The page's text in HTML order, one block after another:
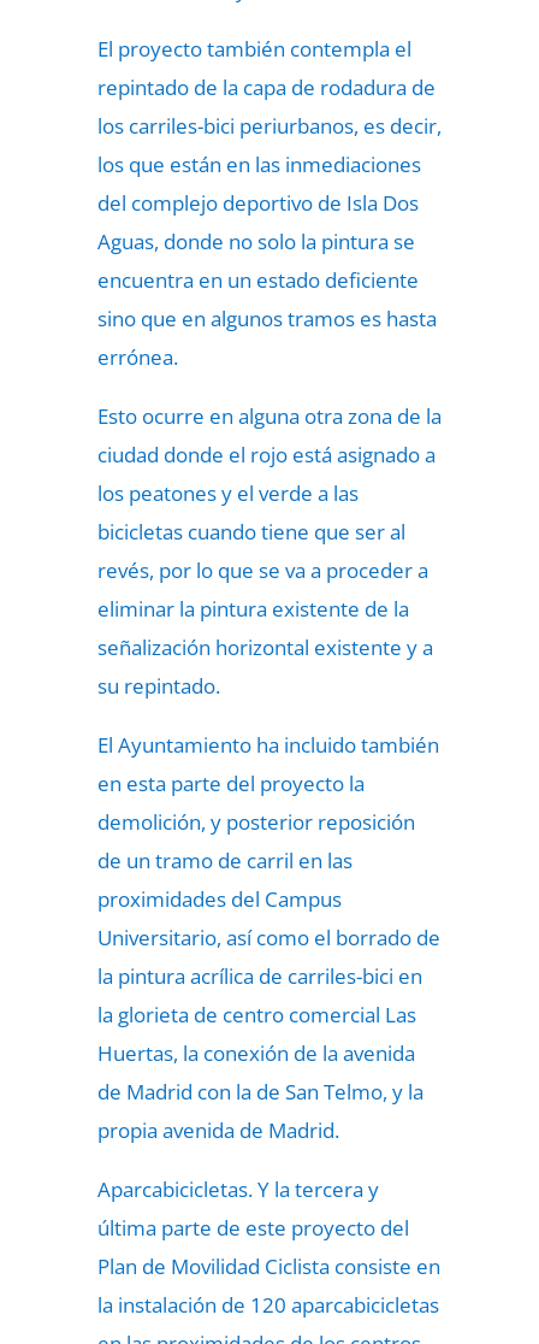
El proyecto también contempla el
repintado de la capa de rodadura de
los carriles-bici periurbanos, es decir,
los que están en las inmediaciones
del complejo deportivo de Isla Dos
Aguas, donde no solo la pintura se
encuentra en un estado deficiente
sino que en algunos tramos es hasta
errónea.
Esto ocurre en alguna otra zona de la
ciudad donde el rojo está asignado a
los peatones y el verde a las
bicicletas cuando tiene que ser al
revés, por lo que se va a proceder a
eliminar la pintura existente de la
señalización horizontal existente y a
su repintado.
El Ayuntamiento ha incluido también
en esta parte del proyecto la
demolición, y posterior reposición
de un tramo de carril en las
proximidades del Campus
Universitario, así como el borrado de
la pintura acrílica de carriles-bici en
la glorieta de centro comercial Las
Huertas, la conexión de la avenida
de Madrid con la de San Telmo, y la
propia avenida de Madrid.
Aparcabicicletas. Y la tercera y
última parte de este proyecto del
Plan de Movilidad Ciclista consiste en
la instalación de 120 aparcabicicletas